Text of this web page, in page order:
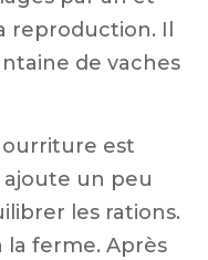
reproduction. Il
de vaches
est
ajoute un peu
les rations.
la ferme. Après